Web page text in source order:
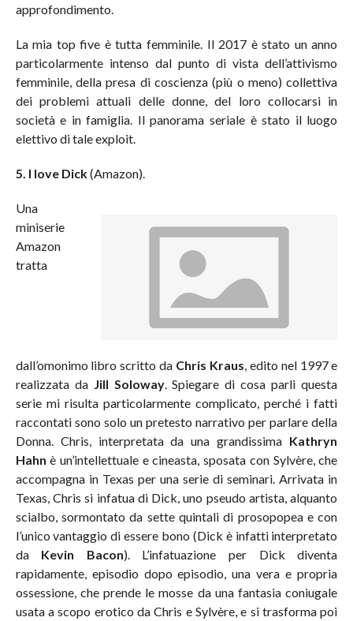
approfondimento.
La mia top five è tutta femminile. Il 2017 è stato un anno
particolarmente intenso dal punto di vista dell’attivismo
femminile, della presa di coscienza (più o meno) collettiva
dei problemi attuali delle donne, del loro collocarsi in
società e in famiglia. Il panorama seriale è stato il luogo
elettivo di tale exploit.
5. I love Dick(Amazon).
Una
miniserie
Amazon
tratta
dall’omonimo libro scritto da Chris Kraus , edito nel 1997 e
realizzata da Jill Soloway. Spiegare di cosa parli questa
serie mi risulta particolarmente complicato, perché i fatti
raccontati sono solo un pretesto narrativo per parlare della
Donna. Chris, interpretata da una grandissima Kathryn
Hahn è un’intellettuale e cineasta, sposata con Sylvère, che
accompagna in Texas per una serie di seminari. Arrivata in
Texas, Chris si infatua di Dick, uno pseudo artista, alquanto
scialbo, sormontato da sette quintali di prosopopea e con
l’unico vantaggio di essere bono (Dick è infatti interpretato
da Kevin Bacon). L’infatuazione per Dick diventa
rapidamente, episodio dopo episodio, una vera e propria
ossessione, che prende le mosse da una fantasia coniugale
usata a scopo erotico da Chris e Sylvère, e si trasforma poi